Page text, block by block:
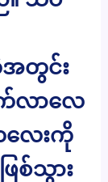
တွင်း
က်လာလေ
လေးကို
စ်သွား